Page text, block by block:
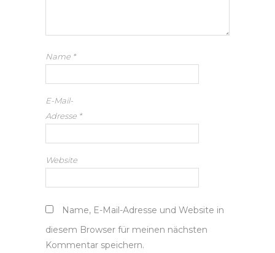
Name *
E-Mail-
Adresse *
Website
Name, E-Mail-Adresse und Website in
diesem Browser für meinen nächsten
Kommentar speichern.